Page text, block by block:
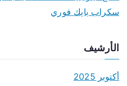
سكراب بايك فوري
الأرشيف
أكتوبر 2025